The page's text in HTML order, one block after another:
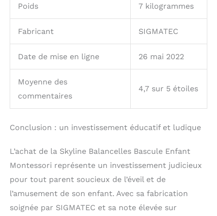
Poids 7 kilogrammes
Fabricant SIGMATEC
Date de mise en ligne 26 mai 2022
Moyenne des
commentaires
4,7 sur 5 étoiles
Conclusion : un investissement éducatif et ludique
L’achat de la Skyline Balancelles Bascule Enfant
Montessori représente un investissement judicieux
pour tout parent soucieux de l’éveil et de
l’amusement de son enfant. Avec sa fabrication
soignée par SIGMATEC et sa note élevée sur